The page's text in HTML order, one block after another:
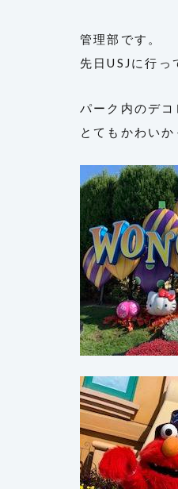
管理部です。
先日USJに行っ
パーク内のデ
とてもかわいか